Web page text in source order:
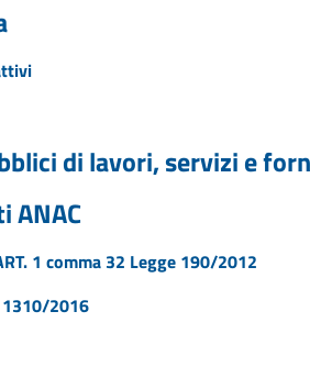
di lavori, servizi e
ANAC
1 comma 32 Legge 190/2012
1310/2016